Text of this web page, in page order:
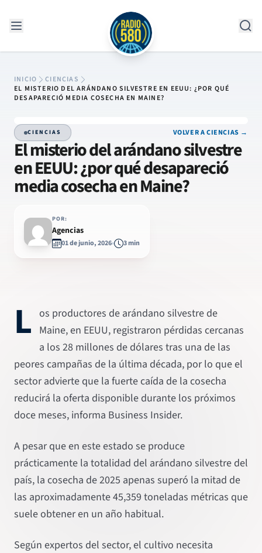
INICIO
CIENCIAS
EL MISTERIO DEL ARÁNDANO SILVESTRE EN EEUU: ¿POR QUÉ
DESAPARECIÓ MEDIA COSECHA EN MAINE?
CIENCIAS VOLVER A CIENCIAS →
El misterio del arándano silvestre
en EEUU: ¿por qué desapareció
media cosecha en Maine?
POR:
Agencias
01 de junio, 2026 3 min
L os productores de arándano silvestre de
Maine, en EEUU, registraron pérdidas cercanas
a los 28 millones de dólares tras una de las
peores campañas de la última década, por lo que el
sector advierte que la fuerte caída de la cosecha
reducirá la oferta disponible durante los próximos
doce meses, informa Business Insider.
A pesar que en este estado se produce
prácticamente la totalidad del arándano silvestre del
país, la cosecha de 2025 apenas superó la mitad de
las aproximadamente 45,359 toneladas métricas que
suele obtener en un año habitual.
Según expertos del sector, el cultivo necesita